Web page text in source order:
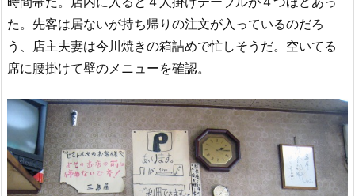
た。先客は居ないが持ち帰りの注文が入っているのだろ
う、店主夫妻は今川焼きの箱詰めで忙しそうだ。空いてる
席に腰掛けて壁のメニューを確認。